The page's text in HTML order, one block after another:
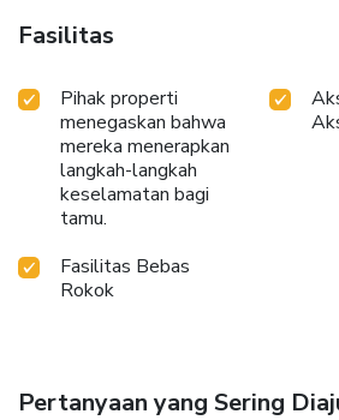
Fasilitas
Pihak properti
menegaskan bahwa
mereka menerapkan
langkah-langkah
keselamatan bagi
tamu.
Fasilitas Bebas
Rokok
Pertanyaan yang Sering